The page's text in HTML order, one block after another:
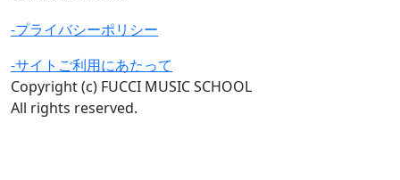
-プライバシーポリシー
-サイトご利用にあたって
Copyright (c) FUCCI MUSIC SCHOOL
All rights reserved.